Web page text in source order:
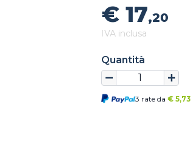
€ 17,20
IVA inclusa
Quantità
3 rate da € 5,73